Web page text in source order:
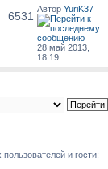
6531
Автор YuriK37
28 май 2013,
18:19
и гости: